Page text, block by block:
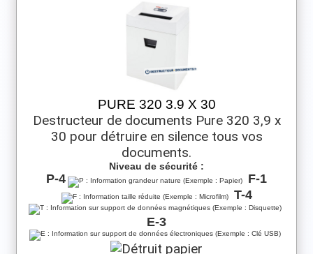
PURE 320 3.9 X 30
Destructeur de documents Pure 320 3,9 x
30 pour détruire en silence tous vos
documents.
Niveau de sécurité :
P-4
F-1
T-4
E-3